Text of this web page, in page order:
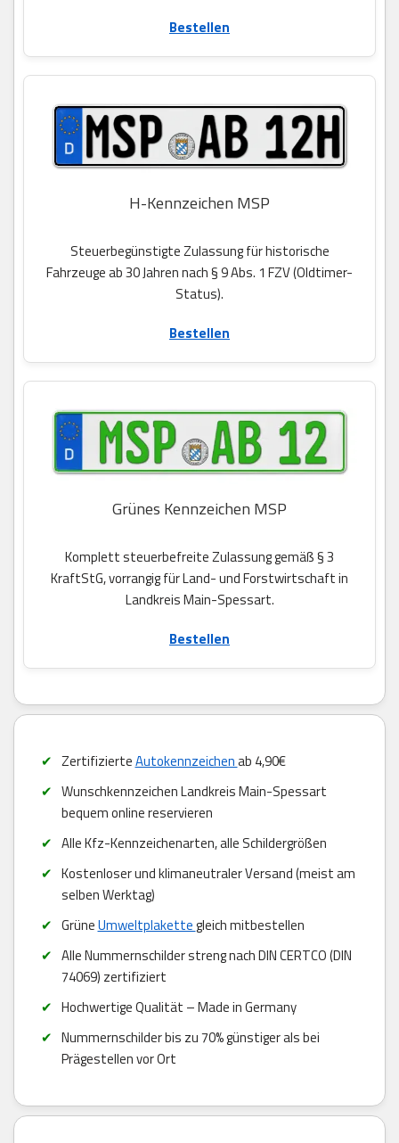
Bestellen
H-Kennzeichen MSP
Steuerbegünstigte Zulassung für historische
Fahrzeuge ab 30 Jahren nach § 9 Abs. 1 FZV (Oldtimer-
Status).
Bestellen
Grünes Kennzeichen MSP
Komplett steuerbefreite Zulassung gemäß § 3
KraftStG, vorrangig für Land- und Forstwirtschaft in
Landkreis Main-Spessart.
Bestellen
ZertifizierteAutokennzeichenab 4,90€
Wunschkennzeichen Landkreis Main-Spessart
bequem online reservieren
Alle Kfz-Kennzeichenarten, alle Schildergrößen
Kostenloser und klimaneutraler Versand (meist am
selben Werktag)
GrüneUmweltplakettegleich mitbestellen
Alle Nummernschilder streng nach DIN CERTCO (DIN
74069) zertifiziert
Hochwertige Qualität – Made in Germany
Nummernschilder bis zu 70% günstiger als bei
Prägestellen vor Ort